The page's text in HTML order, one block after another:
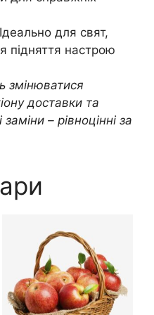
для свят,
підняття настрою
змінюватися
доставки та
– рівноцінні за